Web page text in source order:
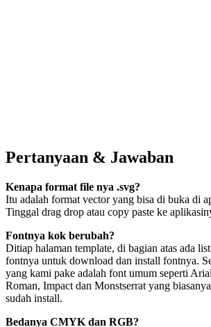
Pertanyaan & Jawaban
Kenapa format file nya .svg?
Itu adalah format vector yang bisa di buka di
Tinggal drag drop atau copy paste ke
Fontnya kok berubah?
Ditiap halaman template, di bagian atas ada
fontnya untuk download dan install fontnya.
yang kami pake adalah font umum seperti
Roman, Impact dan Monstserrat yang
sudah install.
Bedanya CMYK dan RGB?